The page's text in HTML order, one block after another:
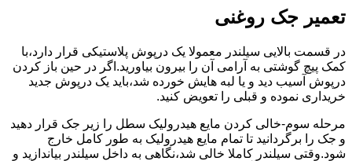
تعمیر جک روغنی
در قسمت بالایی سیلندر معمولا یک درپوش پلاستیکی قرار دارد،با
کمک پیچ گوشتی به آرامی آن را بیرون بیاورید.اگر در حین باز کردن
درپوش آسیب دید و یا لبه هایش خورده شد،باید یک درپوش جدید
خریداری نموده و قبلی را تعویض کنید.
مرحله سوم-خالی کردن مایع هیدرولیک سطل را زیر جک قرار دهید
و جک را برگردانید تا تمام مایع هیدرولیک به طور کامل خارج
شود.وقتی سیلندر کاملا خالی شد،نگاهی به داخل سیلندر بیاندازید و